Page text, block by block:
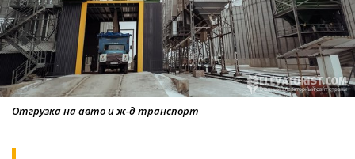
Отгрузка на авто и ж-д транспорт